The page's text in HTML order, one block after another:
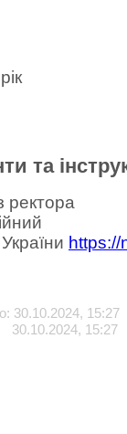
та
ректора
30.10.2024, 15:27
15:27